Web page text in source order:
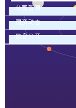
公司新闻
国资动态
信息公开